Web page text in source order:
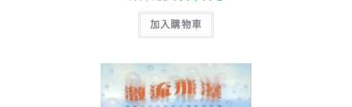
加入購物車